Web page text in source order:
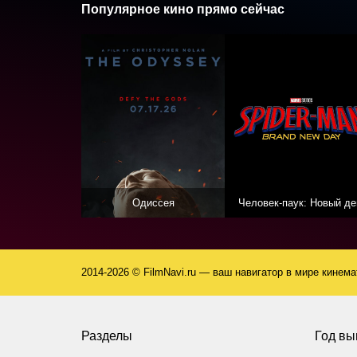
Популярное кино прямо сейчас
Одиссея Человек-паук: Новый
2014-2026 © FilmNavi.ru — ваш навигатор в мире
Разделы Год